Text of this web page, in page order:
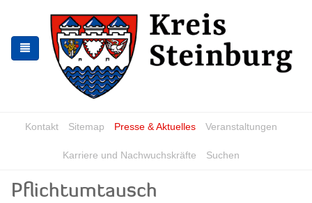
springen
springen
Kontakt Sitemap Presse & Aktuelles Veranstaltungen
Karriere und Nachwuchskräfte Suchen
Pflichtumtausch